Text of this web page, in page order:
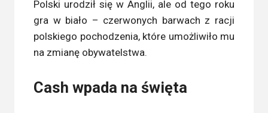
Polski urodził się w Anglii, ale od tego roku
gra w biało – czerwonych barwach z racji
polskiego pochodzenia, które umożliwiło mu
na zmianę obywatelstwa.
Cash wpada na święta